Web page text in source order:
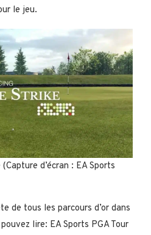
le jeu.
d’écran : EA Sports
de tous les parcours d’or dans
lire: EA Sports PGA Tour